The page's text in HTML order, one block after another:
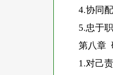
4.协同
5.忠于
第八章
1.对己